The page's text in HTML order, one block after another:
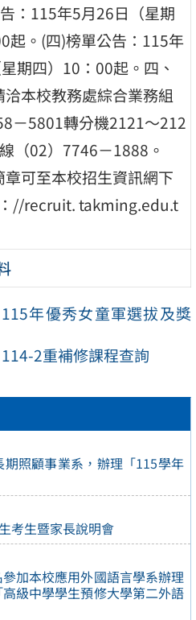
照顧事業系，辦理「115學年
考生暨家長說明會
加本校應用外國語言學系辦理
級中學學生預修大學第二外語
：115年5月26日（星期
起。(四)榜單公告：115年
期四）10：00起。四、
本校教務處綜合業務組
－5801轉分機2121～212
（02）7746－1888。
章可至本校招生資訊網下
//recruit. takming.edu.t
115年優秀女童軍選拔及獎
114-2重補修課程查詢